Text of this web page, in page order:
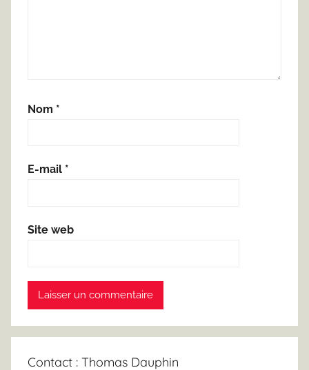
Nom *
E-mail *
Site web
Contact : Thomas Dauphin